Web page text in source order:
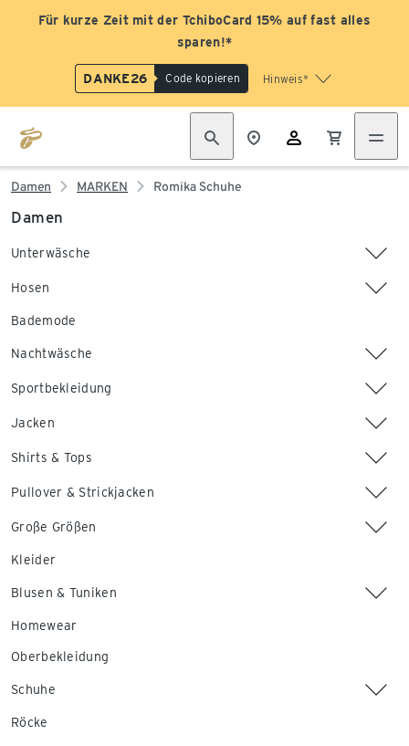
Für kurze Zeit mit der TchiboCard 15% auf fast alles
sparen!*
DANKE26 Code kopieren Hinweis*
Damen MARKEN Romika Schuhe
Damen
Unterwäsche
Hosen
Bademode
Nachtwäsche
Sportbekleidung
Jacken
Shirts & Tops
Pullover & Strickjacken
Große Größen
Kleider
Blusen & Tuniken
Homewear
Oberbekleidung
Schuhe
Röcke